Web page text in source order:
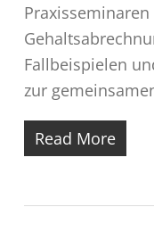
Fallbeispielen
zur
Read More